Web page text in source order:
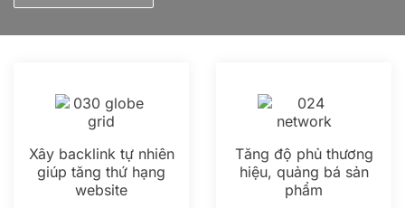
Xây backlink tự nhiên
giúp tăng thứ hạng
website
Tăng độ phủ thương
hiệu, quảng bá sản
phẩm